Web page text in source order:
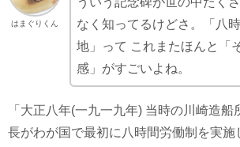
はまぐりくん
なく知ってるけどさ。「八
地」って これまたほんと「
感」がすごいよね。
「大正八年(一九一九年) 当時の川崎造船
長がわが国で最初に八時間労働制を実施